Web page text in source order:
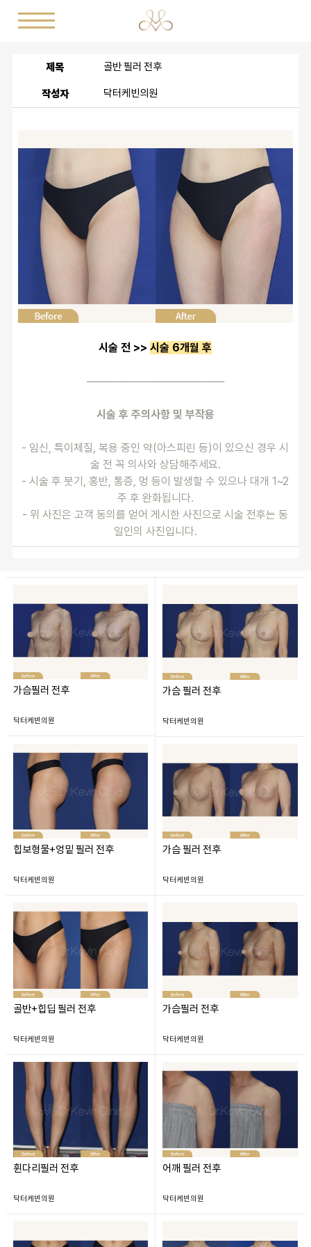
제목 골반 필러 전후
작성자 닥터케빈의원
시술 전 >> 시술 6개월 후
──────────────────
시술 후 주의사항 및 부작용
- 임신, 특이체질, 복용 중인 약(아스피린 등)이 있으신 경우 시
술 전 꼭 의사와 상담해주세요.
- 시술 후 붓기, 홍반, 통증, 멍 등이 발생할 수 있으나 대개 1~2
주 후 완화됩니다.
- 위 사진은 고객 동의를 얻어 게시한 사진으로 시술 전후는 동
일인의 사진입니다.
가슴필러 전후
닥터케빈의원
가슴 필러 전후
닥터케빈의원
힙보형물+엉밑 필러 전후
닥터케빈의원
가슴 필러 전후
닥터케빈의원
골반+힙딥 필러 전후
닥터케빈의원
가슴필러 전후
닥터케빈의원
휜다리필러 전후
닥터케빈의원
어깨 필러 전후
닥터케빈의원